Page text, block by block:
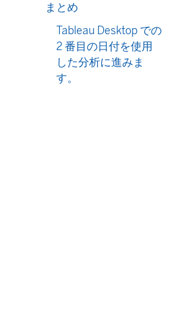
まとめ
Tableau Desktop での
2 番目の日付を使用
した分析に進みま
す。